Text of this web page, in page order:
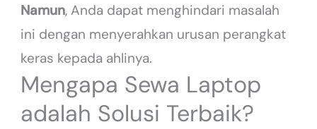
Namun, Anda dapat menghindari masalah
ini dengan menyerahkan urusan perangkat
keras kepada ahlinya.
Mengapa Sewa Laptop
adalah Solusi Terbaik?